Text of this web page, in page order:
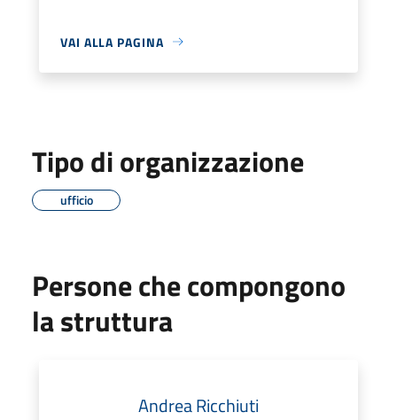
VAI ALLA PAGINA
Tipo di organizzazione
ufficio
Persone che compongono
la struttura
Andrea Ricchiuti